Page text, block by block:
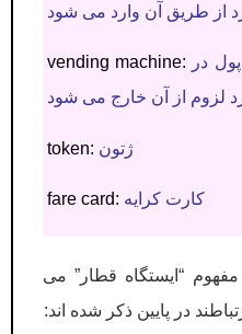
از طریق آن وارد می شود
vending machine:
در
لزوم از آن خارج می شود
token: ژتون
fare card: کارت کرایه
“ایستگاه قطار” می
در پایین ذکر شده اند: